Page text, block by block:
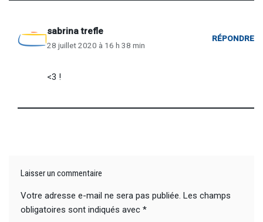
sabrina trefle
28 juillet 2020 à 16 h 38 min
RÉPONDRE
<3 !
Laisser un commentaire
Votre adresse e-mail ne sera pas publiée. Les champs
obligatoires sont indiqués avec *